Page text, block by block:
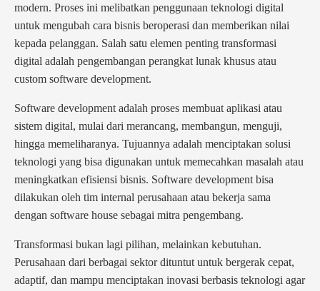
modern. Proses ini melibatkan penggunaan teknologi digital
untuk mengubah cara bisnis beroperasi dan memberikan nilai
kepada pelanggan. Salah satu elemen penting transformasi
digital adalah pengembangan perangkat lunak khusus atau
custom software development.
Software development adalah proses membuat aplikasi atau
sistem digital, mulai dari merancang, membangun, menguji,
hingga memeliharanya. Tujuannya adalah menciptakan solusi
teknologi yang bisa digunakan untuk memecahkan masalah atau
meningkatkan efisiensi bisnis. Software development bisa
dilakukan oleh tim internal perusahaan atau bekerja sama
dengan software house sebagai mitra pengembang.
Transformasi bukan lagi pilihan, melainkan kebutuhan.
Perusahaan dari berbagai sektor dituntut untuk bergerak cepat,
adaptif, dan mampu menciptakan inovasi berbasis teknologi agar